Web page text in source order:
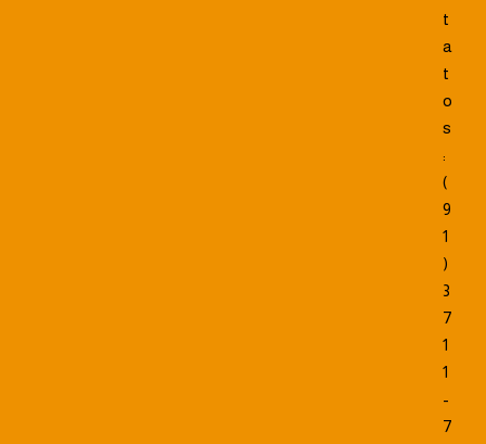
t
a
t
o
s
:
(
9
1
)
3
7
1
1
-
7